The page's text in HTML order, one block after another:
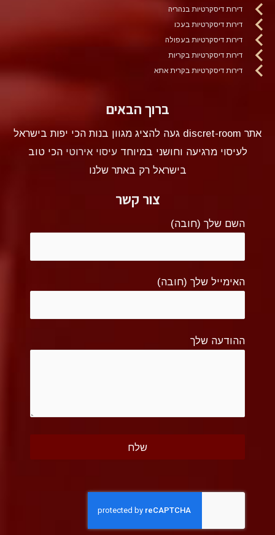
דירות דיסקרטיות בנהריה
דירות דיסקרטיות בעכו
דירות דיסקרטיות בעפולה
דירות דיסקרטיות בקריות
דירות דיסקרטיות בקרית אתא
ברוך הבאים
אתר discret-room געה להציג מגוון בנות הכי יפות בישראל
לעיסוי מרגיעה וחושני במיוחדעיסוי אירוטי הכי טוב
בישראל רק באתר שלנו
צור קשר
השם שלך (חובה)
האימייל שלך (חובה)
ההודעה שלך